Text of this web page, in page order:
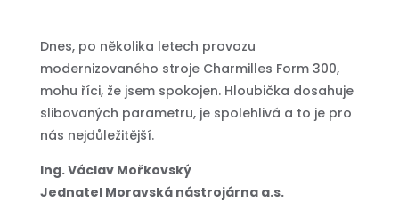
Dnes, po několika letech provozu
modernizovaného stroje Charmilles Form 300,
mohu říci, že jsem spokojen. Hloubička dosahuje
slibovaných parametru, je spolehlivá a to je pro
nás nejdůležitější.
Ing. Václav Mořkovský
Jednatel Moravská nástrojárna a.s.